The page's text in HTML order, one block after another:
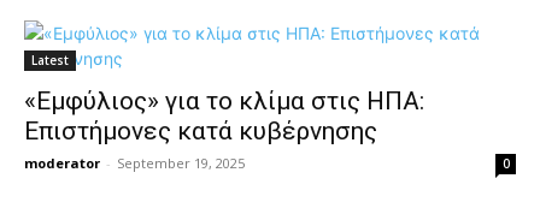
Latest
«Εμφύλιος» για το κλίμα στις ΗΠΑ:
Επιστήμονες κατά κυβέρνησης
moderator - September 19, 2025 0